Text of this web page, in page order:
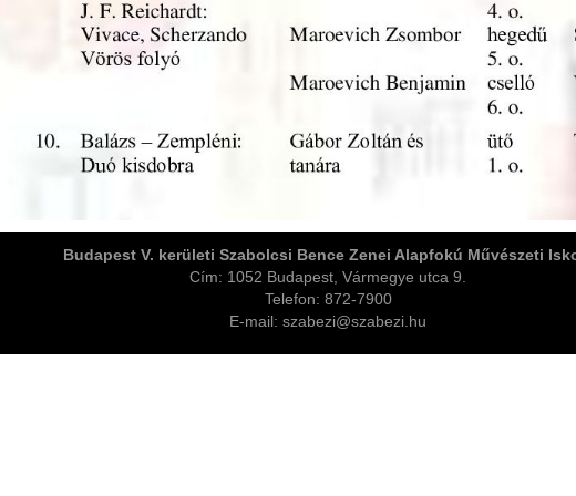
Budapest V. kerületi Szabolcsi Bence Zenei Alapfokú Művészeti
Cím: 1052 Budapest, Vármegye utca 9.
Telefon: 872-7900
E-mail: szabezi@szabezi.hu